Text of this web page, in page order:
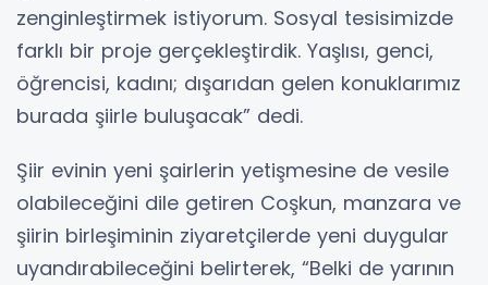
zenginleştirmek istiyorum. Sosyal tesisimizde
farklı bir proje gerçekleştirdik. Yaşlısı, genci,
öğrencisi, kadını; dışarıdan gelen konuklarımız
burada şiirle buluşacak” dedi.
Şiir evinin yeni şairlerin yetişmesine de vesile
olabileceğini dile getiren Coşkun, manzara ve
şiirin birleşiminin ziyaretçilerde yeni duygular
uyandırabileceğini belirterek, “Belki de yarının